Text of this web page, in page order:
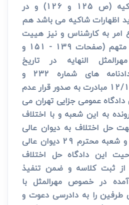
سوی متهم برای شاکیه (ص 125 و 126) و در
اظهارات شاکیه می باشد هم
امر به کارشناس و نیز هییت
کارشناسی با اعتراض متهم (صفحات 139 - 151 و
النهایه در تاریخ
9/11/1391 طی دادنامه های شماره 232 و
9100231-12/11/1391 مبادرت به صدور قرار عدم
عمومی جزایی تهران می
به این شعبه و با اختلاف
حل اختلاف به دیوان عالی
کشور ارسال می گردد و شعبه محترم 29 دیوان عالی
این دادگاه حل اختلاف
از ثبت کلاسه و ضمن تنفیذ
در خصوص مهرالمثل با
را به دادرسی دعوت و